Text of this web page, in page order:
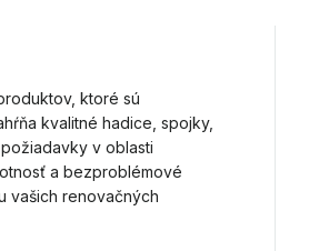
ktoré sú
kvalitné hadice, spojky,
v oblasti
a bezproblémové
vašich renovačných